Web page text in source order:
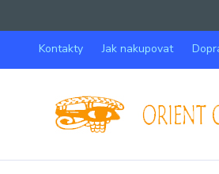
Kontakty Jak nakupovat